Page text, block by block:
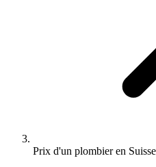
Prix d'un plombier en Suisse